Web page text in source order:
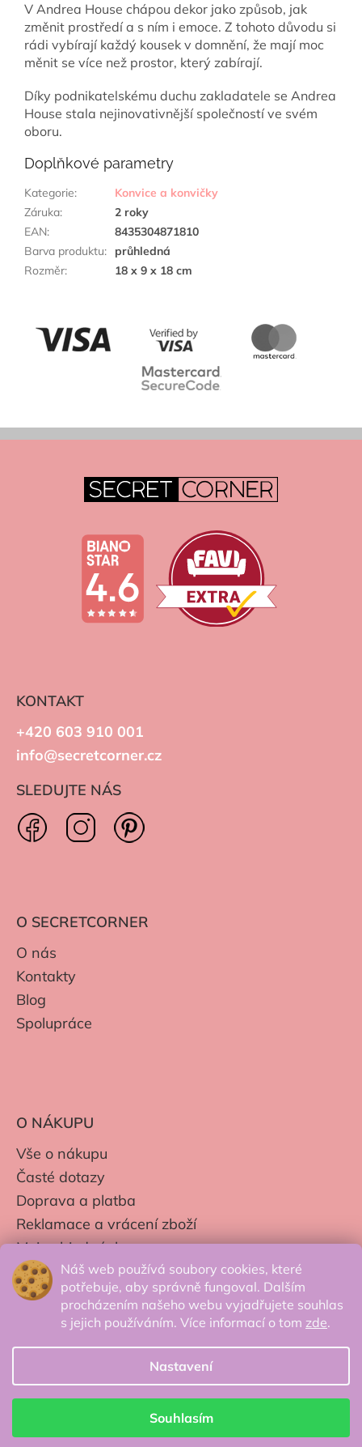
Náš web používá soubory cookies, které
potřebuje, aby správně fungoval. Dalším
procházením našeho webu vyjadřujete souhlas
s jejich používáním. Více informací o tom zde.
Nastavení
Souhlasím
V Andrea House chápou dekor jako způsob, jak
změnit prostředí a s ním i emoce. Z tohoto důvodu si
rádi vybírají každý kousek v domnění, že mají moc
měnit se více než prostor, který zabírají.
Díky podnikatelskému duchu zakladatele se Andrea
House stala nejinovativnější společností ve svém
oboru.
Doplňkové parametry
Kategorie:
Konvice a konvičky
Záruka:
2 roky
EAN:
8435304871810
Barva produktu:
průhledná
Rozměr: 18 x 9 x 18 cm
KONTAKT
+420 603 910 001
info@secretcorner.cz
SLEDUJTE NÁS
O SECRETCORNER
O nás
Kontakty
Blog
Spolupráce
O NÁKUPU
Vše o nákupu
Časté dotazy
Doprava a platba
Reklamace a vrácení zboží
Moje objednávky
Obchodní podmínky
Zpracování os. údajů
© 2026 Secretcorner.cz - Všechna práva
vyhrazena.
Vytvořil Shoptet